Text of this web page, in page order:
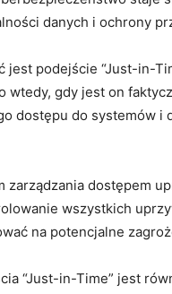
danych i ‌ochrony
podejście “Just-in-
gdy jest on
dostępu do systemów i
zarządzania dostępem‌
wszystkich
na potencjalne⁤
‍“Just-in-Time” jest